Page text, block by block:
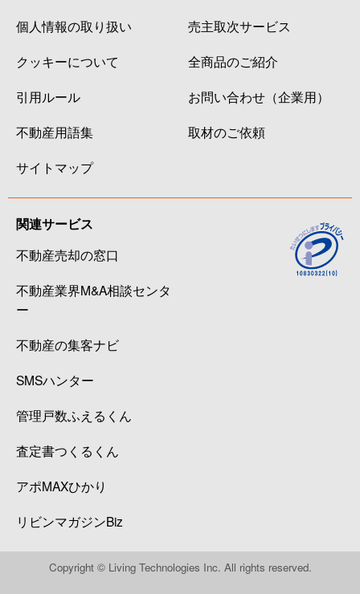
個人情報の取り扱い
クッキーについて
引用ルール
不動産用語集
サイトマップ
売主取次サービス
全商品のご紹介
お問い合わせ（企業用）
取材のご依頼
関連サービス
不動産売却の窓口
不動産業界M&A相談センタ
ー
不動産の集客ナビ
SMSハンター
管理戸数ふえるくん
査定書つくるくん
アポMAXひかり
リビンマガジンBiz
Copyright © Living Technologies Inc. All rights reserved.